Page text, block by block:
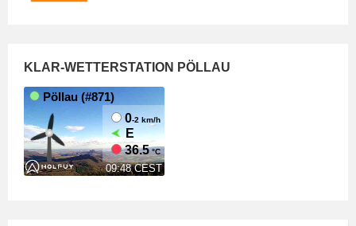
KLAR-WETTERSTATION PÖLLAU